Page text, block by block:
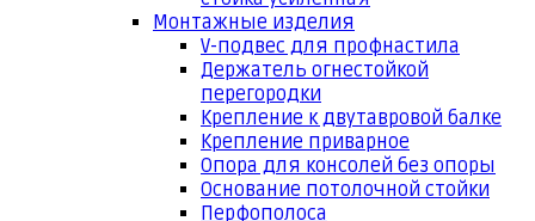
Монтажные изделия
V-подвес для профнастила
Держатель огнестойкой
перегородки
Крепление к двутавровой балке
Крепление приварное
Опора для консолей без опоры
Основание потолочной стойки
Перфополоса